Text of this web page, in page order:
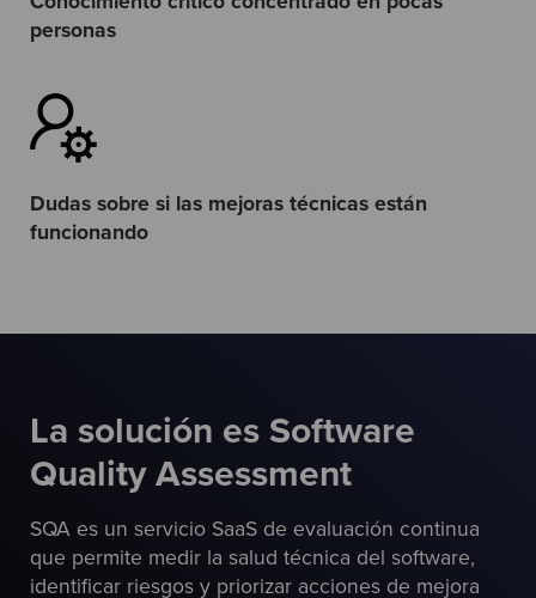
personas
Dudas sobre si las mejoras técnicas están
funcionando
La solución es Software
Quality Assessment
SQA es un servicio SaaS de evaluación continua
que permite medir la salud técnica del software,
identificar riesgos y priorizar acciones de mejora